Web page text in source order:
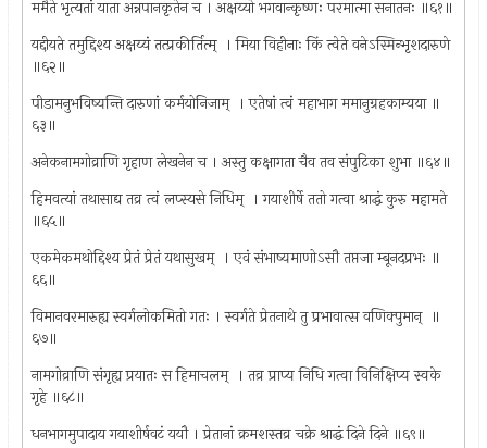
ममैते भृत्यतां याता अन्नपानकृतेन च । अक्षय्यो भगवान्कृष्णः परमात्मा सनातनः ॥६१॥
यद्दीयते तमुद्दिश्य अक्षय्यं तत्प्रकीर्तित्म् ‍ । मिया विहीनाः किं त्वेते वनेऽस्मिन्भृशदारुणे
॥६२॥
पीडामनुभविष्यन्ति दारुणां कर्मयोनिजाम् ‍ । एतेषां त्वं महाभाग ममानुग्रहकाम्यया ॥
६३॥
अनेकनामगोव्राणि गृहाण लेखनेन च । अस्तु कक्षागता चैव तव संपुटिका शुभा ॥६४॥
हिमवत्यां तथासाद्य तव्र त्वं लप्स्यसे निधिम् ‍ । गयाशीर्षे ततो गत्वा श्राद्धं कुरु महामते
॥६५॥
एकमेकमथोद्दिश्य प्रेतं प्रेतं यथासुखम् ‍ । एवं संभाष्यमाणोऽसौ तप्तजा म्बूनदप्रभः ॥
६६॥
विमानवरमारुह्य स्वर्गलोकमितो गतः । स्वर्गते प्रेतनाथे तु प्रभावात्स वणिक्पुमान् ‍ ॥
६७॥
नामगोव्राणि संगृह्य प्रयातः स हिमाचलम् ‍ । तव्र प्राप्य निधि गत्वा विनिक्षिप्य स्वके
गृहे ॥६८॥
धनभागमुपादाय गयाशीर्षवटं ययौ । प्रेतानां क्रमशस्तव्र चक्रे श्राद्धं दिने दिने ॥६९॥